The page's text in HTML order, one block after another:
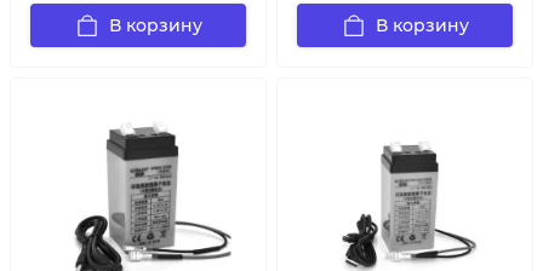
В корзину В корзину